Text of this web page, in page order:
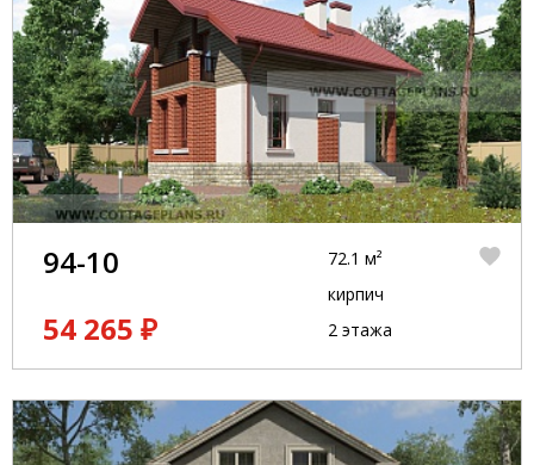
94-10
54 265 ₽
72.1 м²
кирпич
2 этажа